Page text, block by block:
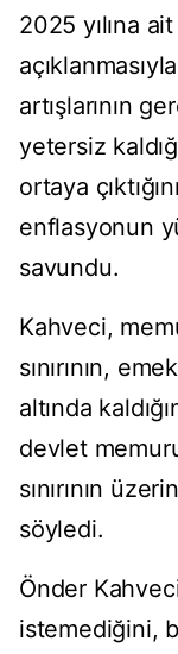
2025 yılına
artışlarının
yetersiz
ortaya
enflasyonun
savundu.
Kahveci,
sınırının,
altında
devlet
sınırının
söyledi.
Önder
istemediğini,